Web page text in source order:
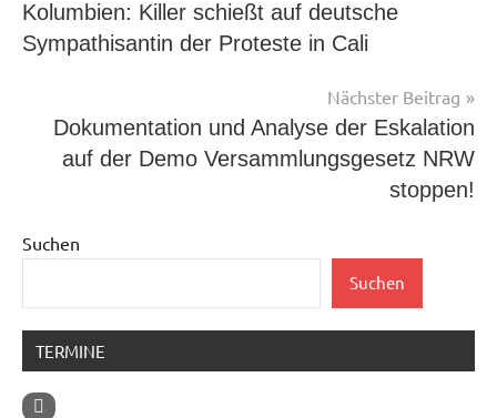
Kolumbien: Killer schießt auf deutsche
Sympathisantin der Proteste in Cali
Nächster Beitrag
Dokumentation und Analyse der Eskalation
auf der Demo Versammlungsgesetz NRW
stoppen!
Suchen
Suchen
TERMINE